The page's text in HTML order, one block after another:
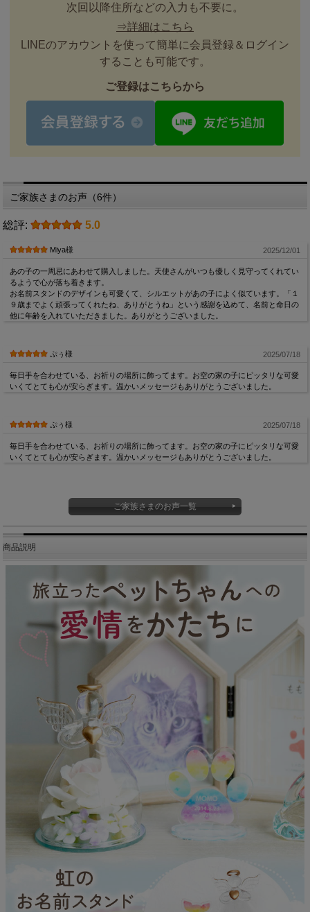
次回以降住所などの入力も不要に。
⇒詳細はこちら
LINEのアカウントを使って簡単に会員登録＆ログイン
することも可能です。
ご登録はこちらから
ご家族さまのお声（6件）
総評: 5.0
Miya様 2025/12/01
あの子の一周忌にあわせて購入しました。天使さんがいつも優しく見守ってくれてい
るようで心が落ち着きます。
お名前スタンドのデザインも可愛くて、シルエットがあの子によく似ています。「１
９歳までよく頑張ってくれたね、ありがとうね」という感謝を込めて、名前と命日の
他に年齢を入れていただきました。ありがとうございました。
ぷぅ様 2025/07/18
毎日手を合わせている、お祈りの場所に飾ってます。お空の家の子にピッタリな可愛
いくてとても心が安らぎます。温かいメッセージもありがとうございました。
ぷぅ様 2025/07/18
毎日手を合わせている、お祈りの場所に飾ってます。お空の家の子にピッタリな可愛
いくてとても心が安らぎます。温かいメッセージもありがとうございました。
ご家族さまのお声一覧
商品説明